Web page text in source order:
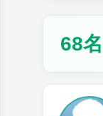
68名
日